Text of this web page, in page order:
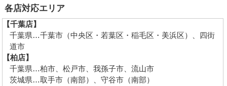
各店対応エリア
【千葉店】
千葉県…千葉市（中央区・若葉区・稲毛区・美浜区）、四街
道市
【柏店】
千葉県…柏市、松戸市、我孫子市、流山市
茨城県…取手市（南部）、守谷市（南部）